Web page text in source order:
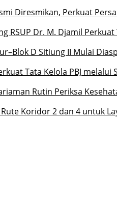
Diresmikan, Perkuat
RSUP Dr. M. Djamil
D Sitiung II Mulai
Tata Kelola PBJ
Rutin Periksa
Koridor 2 dan 4 untuk